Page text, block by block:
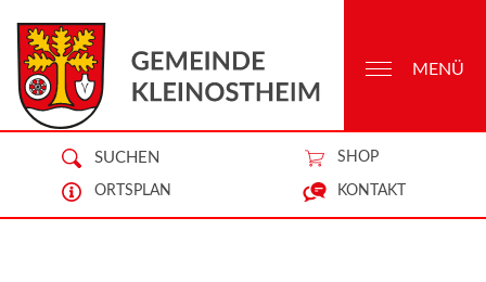
SUCHEN SHOP
ORTSPLAN KONTAKT
MENÜ